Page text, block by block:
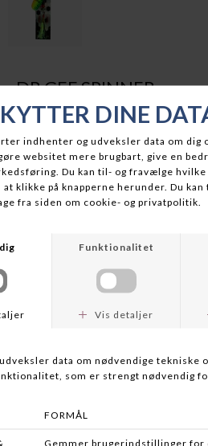
DR GEE SPINNER
S.F.G
DKK 44,95
På lager
BESKRIVELSE
der gerne vil starte med geddefiskeri
LEVERING